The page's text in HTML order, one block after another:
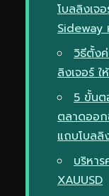
โบลลิงเจ
Sideway
วิธีตั้ง
ลิงเจอร์
5 ขั้นต
ตลาดออ
แถบโบลลิ
บริหา
XAUUSD